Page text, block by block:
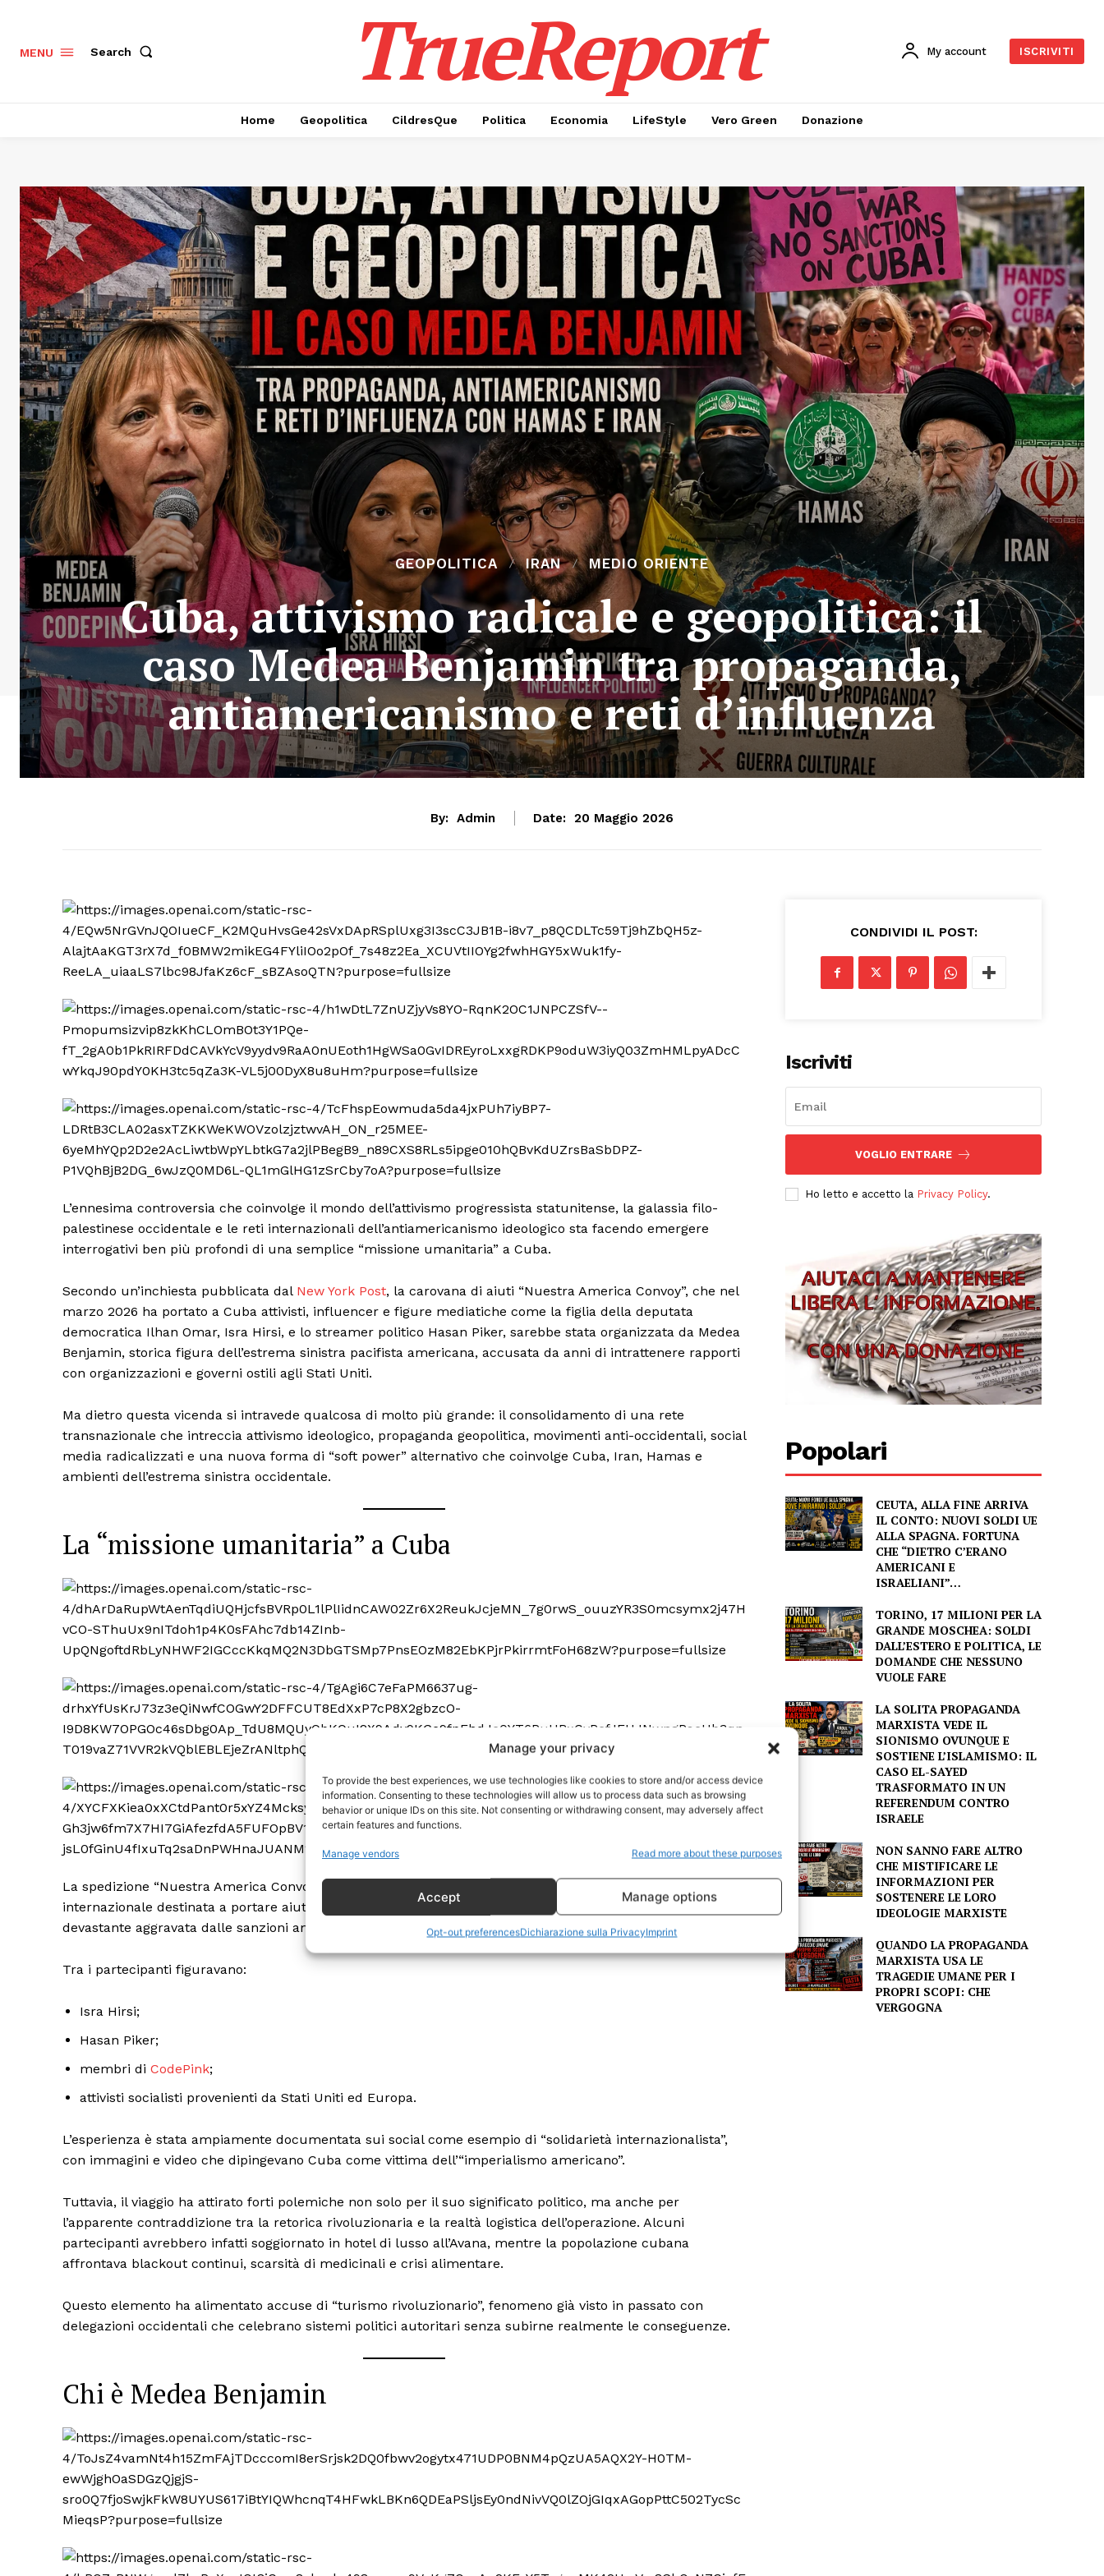
Manage your privacy
To provide the best experiences, we use technologies like cookies to store and/or access device
information. Consenting to these technologies will allow us to process data such as browsing
behavior or unique IDs on this site. Not consenting or withdrawing consent, may adversely affect
certain features and functions.
Manage vendors Read more about these purposes
Accept Manage options
Opt-out preferencesDichiarazione sulla PrivacyImprint
TrueReport
I cittadini sono le
TrueReport
Geopolitica
MENU Search TrueReport My account ISCRIVITI
Home Geopolitica CildresQue Politica Economia LifeStyle Vero Green Donazione
GEOPOLITICA IRAN MEDIO ORIENTE
Cuba, attivismo radicale e geopolitica: il
caso Medea Benjamin tra propaganda,
antiamericanismo e reti d’influenza
By: Admin Date: 20 Maggio 2026
L’ennesima controversia che coinvolge il mondo dell’attivismo progressista statunitense, la galassia filo-
palestinese occidentale e le reti internazionali dell’antiamericanismo ideologico sta facendo emergere
interrogativi ben più profondi di una semplice “missione umanitaria” a Cuba.
Secondo un’inchiesta pubblicata dal New York Post, la carovana di aiuti “Nuestra America Convoy”, che nel
marzo 2026 ha portato a Cuba attivisti, influencer e figure mediatiche come la figlia della deputata
democratica Ilhan Omar, Isra Hirsi, e lo streamer politico Hasan Piker, sarebbe stata organizzata da Medea
Benjamin, storica figura dell’estrema sinistra pacifista americana, accusata da anni di intrattenere rapporti
con organizzazioni e governi ostili agli Stati Uniti.
Ma dietro questa vicenda si intravede qualcosa di molto più grande: il consolidamento di una rete
transnazionale che intreccia attivismo ideologico, propaganda geopolitica, movimenti anti-occidentali, social
media radicalizzati e una nuova forma di “soft power” alternativo che coinvolge Cuba, Iran, Hamas e
ambienti dell’estrema sinistra occidentale.
La “missione umanitaria” a Cuba
La spedizione “Nuestra America Convoy” è stata presentata pubblicamente come un’iniziativa di solidarietà
internazionale destinata a portare aiuti umanitari all’isola cubana, colpita da una crisi economica
devastante aggravata dalle sanzioni americane.
Tra i partecipanti figuravano:
Isra Hirsi;
Hasan Piker;
membri di CodePink;
attivisti socialisti provenienti da Stati Uniti ed Europa.
L’esperienza è stata ampiamente documentata sui social come esempio di “solidarietà internazionalista”,
con immagini e video che dipingevano Cuba come vittima dell’“imperialismo americano”.
Tuttavia, il viaggio ha attirato forti polemiche non solo per il suo significato politico, ma anche per
l’apparente contraddizione tra la retorica rivoluzionaria e la realtà logistica dell’operazione. Alcuni
partecipanti avrebbero infatti soggiornato in hotel di lusso all’Avana, mentre la popolazione cubana
affrontava blackout continui, scarsità di medicinali e crisi alimentare.
Questo elemento ha alimentato accuse di “turismo rivoluzionario”, fenomeno già visto in passato con
delegazioni occidentali che celebrano sistemi politici autoritari senza subirne realmente le conseguenze.
Chi è Medea Benjamin
CONDIVIDI IL POST:
Iscriviti
VOGLIO ENTRARE
Ho letto e accetto la Privacy Policy.
Popolari
CEUTA, ALLA FINE ARRIVA
IL CONTO: NUOVI SOLDI UE
ALLA SPAGNA. FORTUNA
CHE “DIETRO C’ERANO
AMERICANI E
ISRAELIANI”…
TORINO, 17 MILIONI PER LA
GRANDE MOSCHEA: SOLDI
DALL’ESTERO E POLITICA, LE
DOMANDE CHE NESSUNO
VUOLE FARE
LA SOLITA PROPAGANDA
MARXISTA VEDE IL
SIONISMO OVUNQUE E
SOSTIENE L’ISLAMISMO: IL
CASO EL-SAYED
TRASFORMATO IN UN
REFERENDUM CONTRO
ISRAELE
NON SANNO FARE ALTRO
CHE MISTIFICARE LE
INFORMAZIONI PER
SOSTENERE LE LORO
IDEOLOGIE MARXISTE
QUANDO LA PROPAGANDA
MARXISTA USA LE
TRAGEDIE UMANE PER I
PROPRI SCOPI: CHE
VERGOGNA